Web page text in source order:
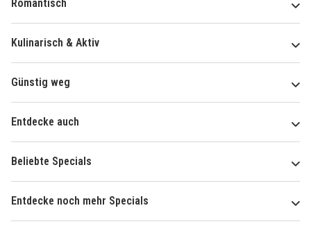
Romantisch
Kulinarisch & Aktiv
Günstig weg
Entdecke auch
Beliebte Specials
Entdecke noch mehr Specials